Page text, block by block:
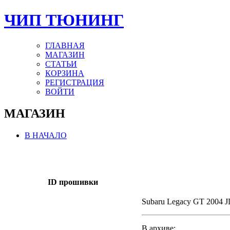
ЧИП ТЮНИНГ
ГЛАВНАЯ
МАГАЗИН
СТАТЬИ
КОРЗИНА
РЕГИСТРАЦИЯ
ВОЙТИ
МАГАЗИН
В НАЧАЛО
ID прошивки
Subaru Legacy GT 2004
В архиве: